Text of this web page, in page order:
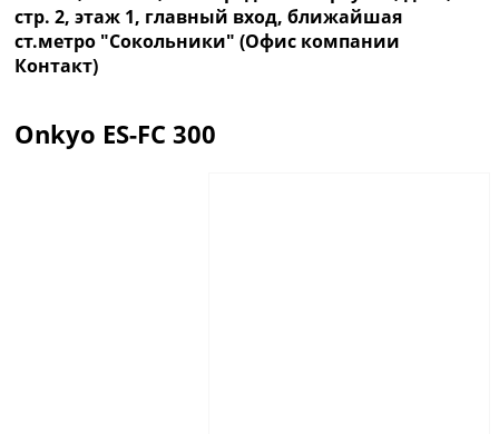
стр. 2, этаж 1, главный вход, ближайшая
ст.метро "Сокольники" (Офис компании
Контакт)
Onkyo ES-FC 300